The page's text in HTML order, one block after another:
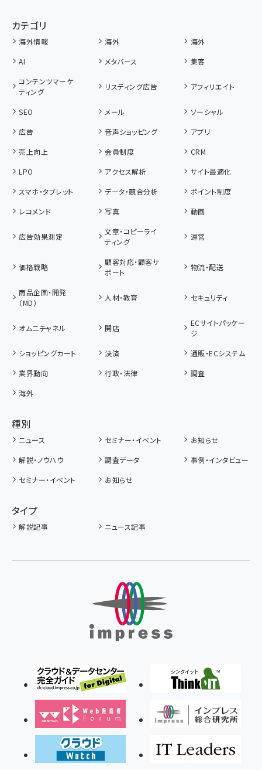
カテゴリ
海外情報 海外
海外
AI
メタバース
集客
コンテンツマーケ
ティング
リスティング広告 アフィリエイト
SEO メール
ソーシャル
広告
音声ショッピング
アプリ
売上向上
会員制度
CRM
LPO
アクセス解析
サイト最適化
スマホ・タブレット
データ・競合分析
ポイント制度
レコメンド
写真 動画
広告効果測定
文章・コピーライ
ティング
運営
価格戦略
顧客対応・顧客サ
ポート
物流・配送
商品企画・開発
（MD）
人材・教育 セキュリティ
オムニチャネル 開店
ECサイトパッケー
ジ
ショッピングカート
決済
通販・ECシステム
業界動向
行政・法律
調査
海外
種別
ニュース セミナー・イベント
お知らせ
解説・ノウハウ
調査データ
事例・インタビュー
セミナー・イベント
お知らせ
タイプ
解説記事 ニュース記事